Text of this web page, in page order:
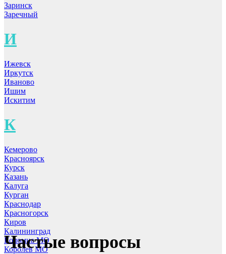
Заринск
Заречный
И
Ижевск
Иркутск
Иваново
Ишим
Искитим
К
Кемерово
Красноярск
Курск
Казань
Калуга
Курган
Краснодар
Красногорск
Киров
Калининград
Коломна МО
Королев МО
Частые вопросы